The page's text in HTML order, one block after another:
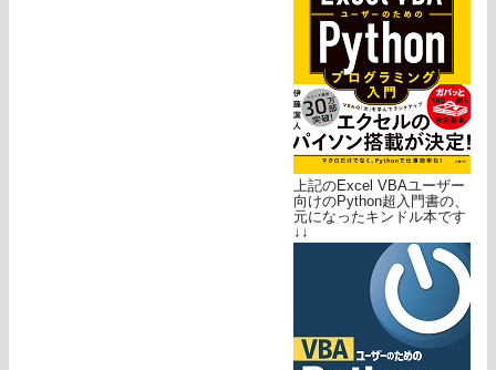
上記のExcel VBAユーザー
向けのPython超入門書の、
元になったキンドル本です
↓↓